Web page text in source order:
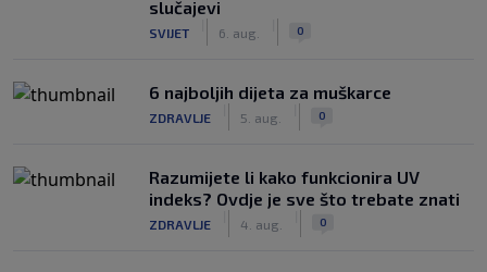
slučajevi
SVIJET 6. aug. 0
6 najboljih dijeta za muškarce
ZDRAVLJE 5. aug. 0
Razumijete li kako funkcionira UV
indeks? Ovdje je sve što trebate znati
ZDRAVLJE 4. aug. 0